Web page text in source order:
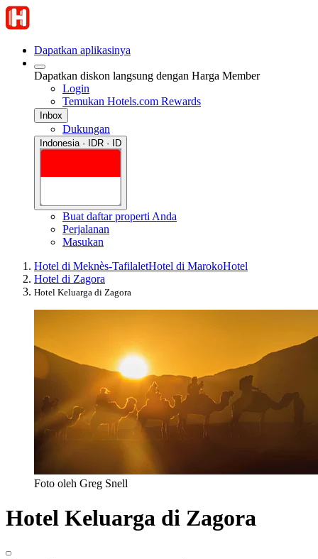
Dapatkan aplikasinya
Dapatkan diskon langsung dengan Harga Member
Login
Temukan Hotels.com Rewards
Inbox
Dukungan
Indonesia · IDR · ID
Buat daftar properti Anda
Perjalanan
Masukan
Hotel di Meknès-TafilaletHotel di MarokoHotel
Hotel di Zagora
Hotel Keluarga di Zagora
Foto oleh Greg Snell
Hotel Keluarga di Zagora